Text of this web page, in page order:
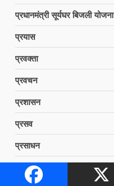
प्रधानमंत्री सूर्यघर बिजली योजना
प्रयास
प्रवक्ता
प्रवचन
प्रशासन
प्रसव
प्रसाधन
प्लांट